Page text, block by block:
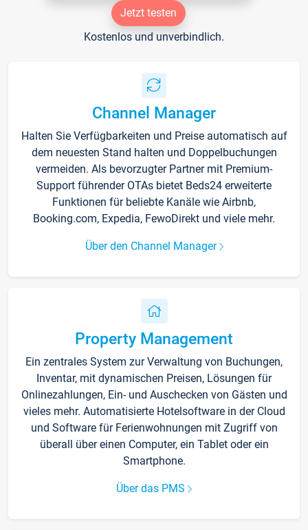
Jetzt testen
Kostenlos und unverbindlich.
Channel Manager
Halten Sie Verfügbarkeiten und Preise automatisch auf
dem neuesten Stand halten und Doppelbuchungen
vermeiden. Als bevorzugter Partner mit Premium-
Support führender OTAs bietet Beds24 erweiterte
Funktionen für beliebte Kanäle wie Airbnb,
Booking.com, Expedia, FewoDirekt und viele mehr.
Über den Channel Manager
Property Management
Ein zentrales System zur Verwaltung von Buchungen,
Inventar, mit dynamischen Preisen, Lösungen für
Onlinezahlungen, Ein- und Auschecken von Gästen und
vieles mehr. Automatisierte Hotelsoftware in der Cloud
und Software für Ferienwohnungen mit Zugriff von
überall über einen Computer, ein Tablet oder ein
Smartphone.
Über das PMS